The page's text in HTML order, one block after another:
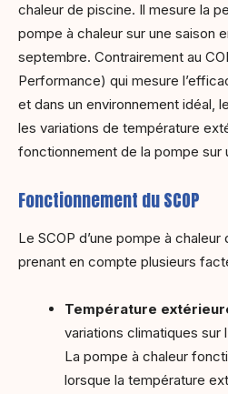
chaleur de piscine. Il mesure la
pompe à chaleur sur une saison
septembre. Contrairement au
Performance) qui mesure
et dans un environnement idéal,
les variations de température
fonctionnement de la pompe sur
Fonctionnement du SCOP
Le SCOP d’une pompe à
prenant en compte plusieurs
Température
variations climatiques sur
La pompe à chaleur
lorsque la température